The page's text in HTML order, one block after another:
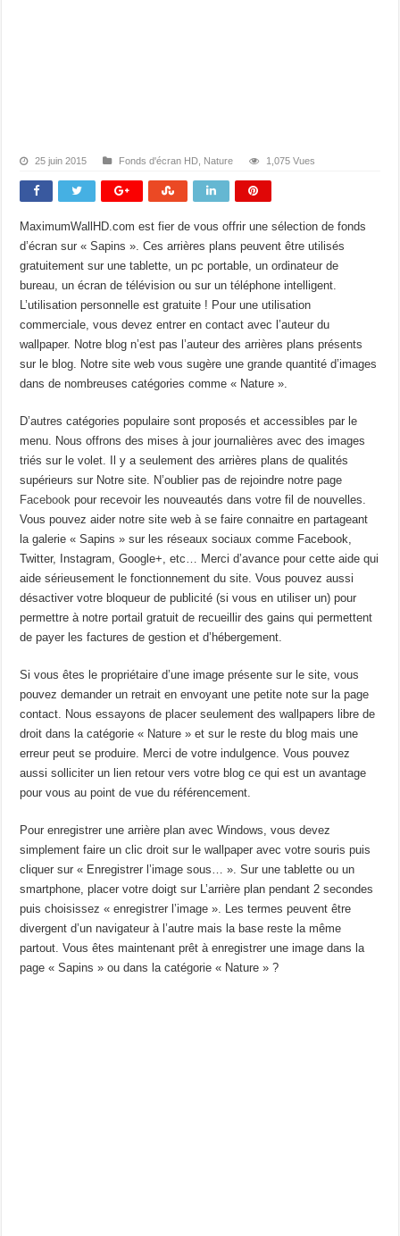
25 juin 2015 Fonds d'écran HD Nature 1,075 Vues
MaximumWallHD.com est fier de vous offrir une sélection de fonds
d’écran sur « Sapins ». Ces arrières plans peuvent être utilisés
gratuitement sur une tablette, un pc portable, un ordinateur de
bureau, un écran de télévision ou sur un téléphone intelligent.
L’utilisation personnelle est gratuite ! Pour une utilisation
commerciale, vous devez entrer en contact avec l’auteur du
wallpaper. Notre blog n’est pas l’auteur des arrières plans présents
sur le blog. Notre site web vous sugère une grande quantité d’images
dans de nombreuses catégories comme « Nature ».
D’autres catégories populaire sont proposés et accessibles par le
menu. Nous offrons des mises à jour journalières avec des images
triés sur le volet. Il y a seulement des arrières plans de qualités
supérieurs sur Notre site. N’oublier pas de rejoindre notre page
Facebook pour recevoir les nouveautés dans votre fil de nouvelles.
Vous pouvez aider notre site web à se faire connaitre en partageant
la galerie « Sapins » sur les réseaux sociaux comme Facebook,
Twitter, Instagram, Google+, etc… Merci d’avance pour cette aide qui
aide sérieusement le fonctionnement du site. Vous pouvez aussi
désactiver votre bloqueur de publicité (si vous en utiliser un) pour
permettre à notre portail gratuit de recueillir des gains qui permettent
de payer les factures de gestion et d’hébergement.
Si vous êtes le propriétaire d’une image présente sur le site, vous
pouvez demander un retrait en envoyant une petite note sur la page
contact. Nous essayons de placer seulement des wallpapers libre de
droit dans la catégorie « Nature » et sur le reste du blog mais une
erreur peut se produire. Merci de votre indulgence. Vous pouvez
aussi solliciter un lien retour vers votre blog ce qui est un avantage
pour vous au point de vue du référencement.
Pour enregistrer une arrière plan avec Windows, vous devez
simplement faire un clic droit sur le wallpaper avec votre souris puis
cliquer sur « Enregistrer l’image sous… ». Sur une tablette ou un
smartphone, placer votre doigt sur L’arrière plan pendant 2 secondes
puis choisissez « enregistrer l’image ». Les termes peuvent être
divergent d’un navigateur à l’autre mais la base reste la même
partout. Vous êtes maintenant prêt à enregistrer une image dans la
page « Sapins » ou dans la catégorie « Nature » ?